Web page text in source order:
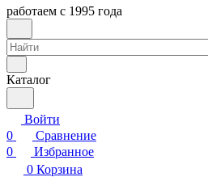
работаем с 1995 года
Каталог
Войти
0
Сравнение
0
Избранное
0 Корзина